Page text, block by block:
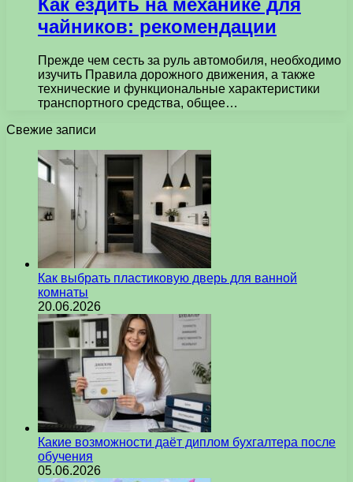
чайников: рекомендации
Прежде чем сесть за руль автомобиля, необходимо
изучить Правила дорожного движения, а также
технические и функциональные характеристики
транспортного средства, общее…
Свежие записи
Как выбрать пластиковую дверь для ванной
комнаты
20.06.2026
Какие возможности даёт диплом бухгалтера после
обучения
05.06.2026